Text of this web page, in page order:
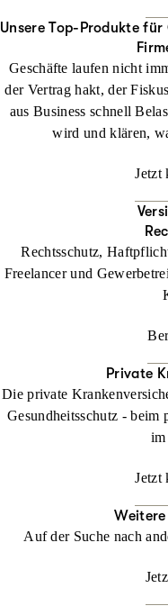
Unsere Top-Produkte für
Geschäfte laufen nicht
der Vertrag hakt, der
aus Business schnell
wird und klären,
Jetzt
Rechtsschutz,
Freelancer und
Private
Die private
Gesundheitsschutz - beim
im
Jetzt
Auf der Suche nach